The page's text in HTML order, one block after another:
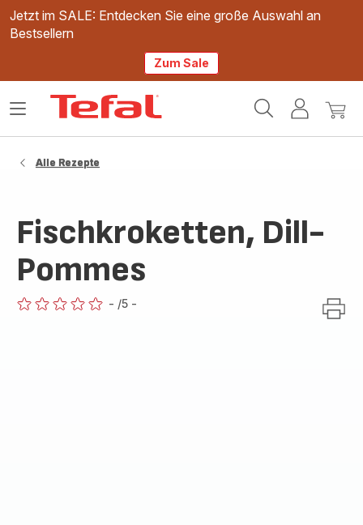
Jetzt im SALE: Entdecken Sie eine große Auswahl an
Bestsellern
Zum Sale
Mein
Mein
Das
Alle Rezepte
Fischkroketten, Dill-
Pommes
- /5 -